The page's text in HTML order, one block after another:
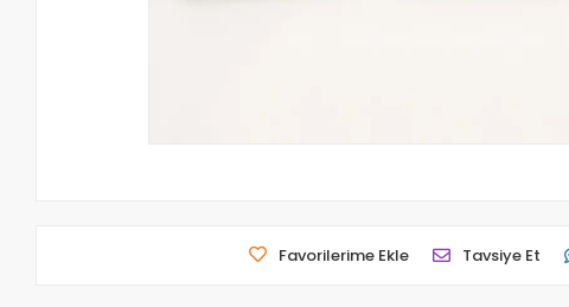
Favorilerime Ekle Tavsiye Et